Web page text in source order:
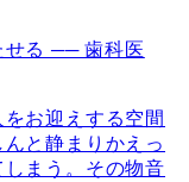
せる ── 歯科医
お迎えする空間
と静まりかえっ
まう。その物音